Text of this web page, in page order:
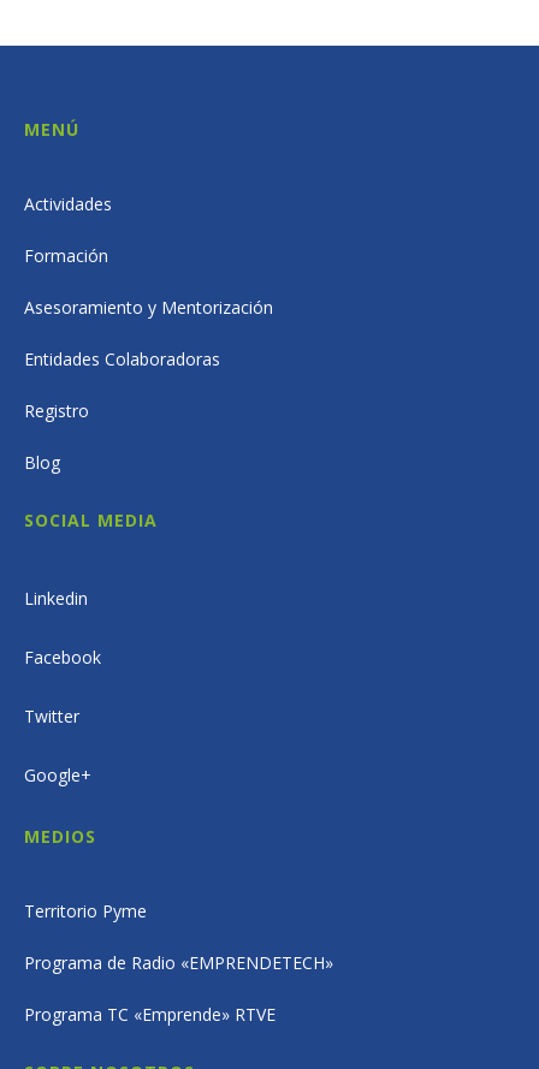
MENÚ
Actividades
Formación
Asesoramiento y Mentorización
Entidades Colaboradoras
Registro
Blog
SOCIAL MEDIA
Linkedin
Facebook
Twitter
Google+
MEDIOS
Territorio Pyme
Programa de Radio «EMPRENDETECH»
Programa TC «Emprende» RTVE